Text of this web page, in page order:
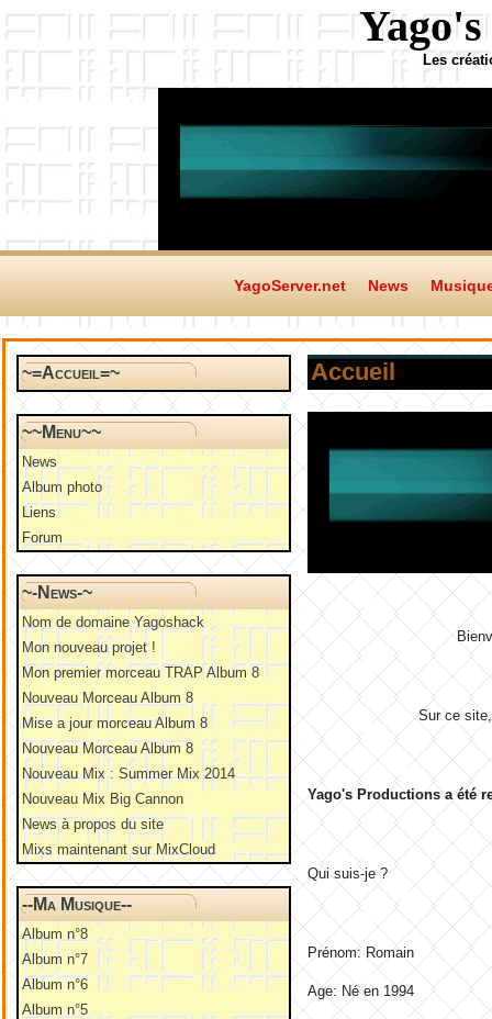
Les
YagoServer.net News
~=Accueil=~
~~Menu~~
News
Album photo
Liens
Forum
~-News-~
Nom de domaine Yagoshack
Mon nouveau projet !
Mon premier morceau TRAP Album 8
Nouveau Morceau Album 8
Mise a jour morceau Album 8
Nouveau Morceau Album 8
Nouveau Mix : Summer Mix 2014
Nouveau Mix Big Cannon
News à propos du site
Mixs maintenant sur MixCloud
--Ma Musique--
Album n°8
Album n°7
Album n°6
Album n°5
Accueil
Sur ce
Yago's Productions a été
Qui suis-je ?
Prénom: Romain
Age: Né en 1994